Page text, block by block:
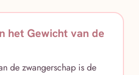
het Gewicht van de
de zwangerschap is de